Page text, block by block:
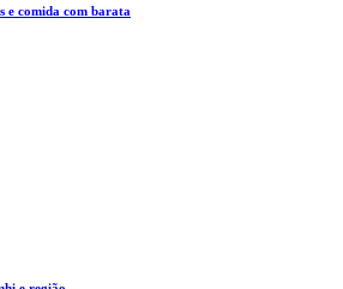
e comida com barata